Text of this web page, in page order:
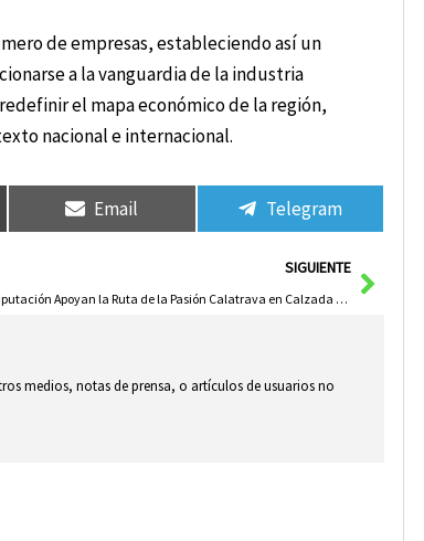
de empresas, estableciendo así un
a la vanguardia de la industria
el mapa económico de la región,
nacional e internacional.
Email Telegram
SIGUIENTE
Valverde y la Diputación Apoyan la Ruta de la Pasión Calatrava en Calzada Durante la Presentación del Cartel
medios, notas de prensa, o artículos de usuarios no